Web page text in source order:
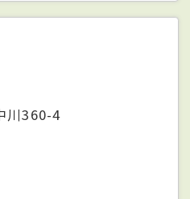
川360-4